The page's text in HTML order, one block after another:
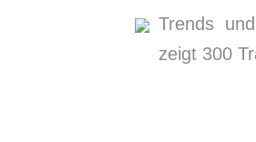
Trends
zeigt 300